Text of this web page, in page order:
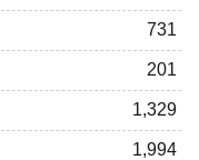
731
201
1,329
1,994